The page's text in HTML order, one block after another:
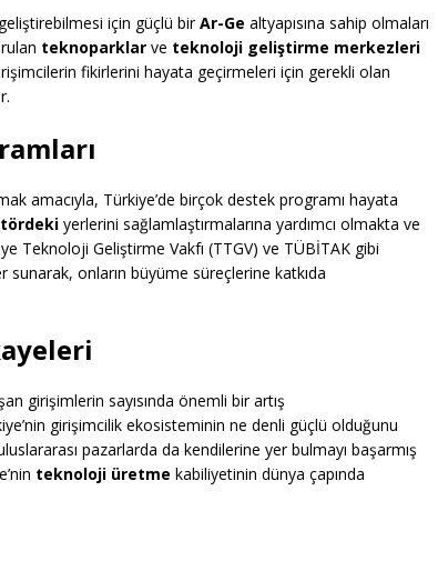
için güçlü birAr-Ge altyapısına sahip olmaları
teknoparklar ve teknoloji geliştirme merkezleri
fikirlerini hayata geçirmeleri için gerekli olan
amacıyla, Türkiye’de birçok destek programı hayata
yerlerini sağlamlaştırmalarına yardımcı olmakta ve
Teknoloji Geliştirme Vakfı (TTGV) ve TÜBİTAK gibi
onların büyüme süreçlerine katkıda
girişimlerin sayısında önemli bir artış
girişimcilik ekosisteminin ne denli güçlü olduğunu
pazarlarda da kendilerine yer bulmayı başarmış
teknoloji üretme kabiliyetinin dünya çapında